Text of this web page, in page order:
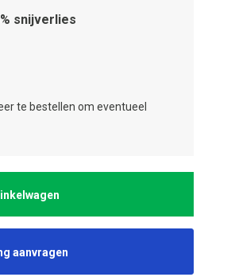
snijverlies
te bestellen om eventueel
aanvragen